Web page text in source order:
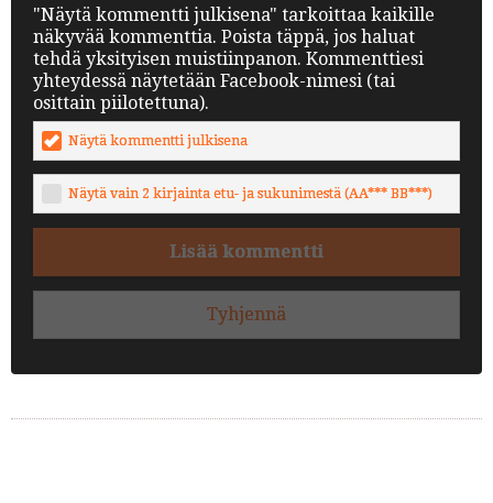
"Näytä kommentti julkisena" tarkoittaa kaikille
näkyvää kommenttia. Poista täppä, jos haluat
tehdä yksityisen muistiinpanon. Kommenttiesi
yhteydessä näytetään Facebook-nimesi (tai
osittain piilotettuna).
Näytä kommentti julkisena
Näytä vain 2 kirjainta etu- ja sukunimestä (AA*** BB***)
Lisää kommentti
Tyhjennä